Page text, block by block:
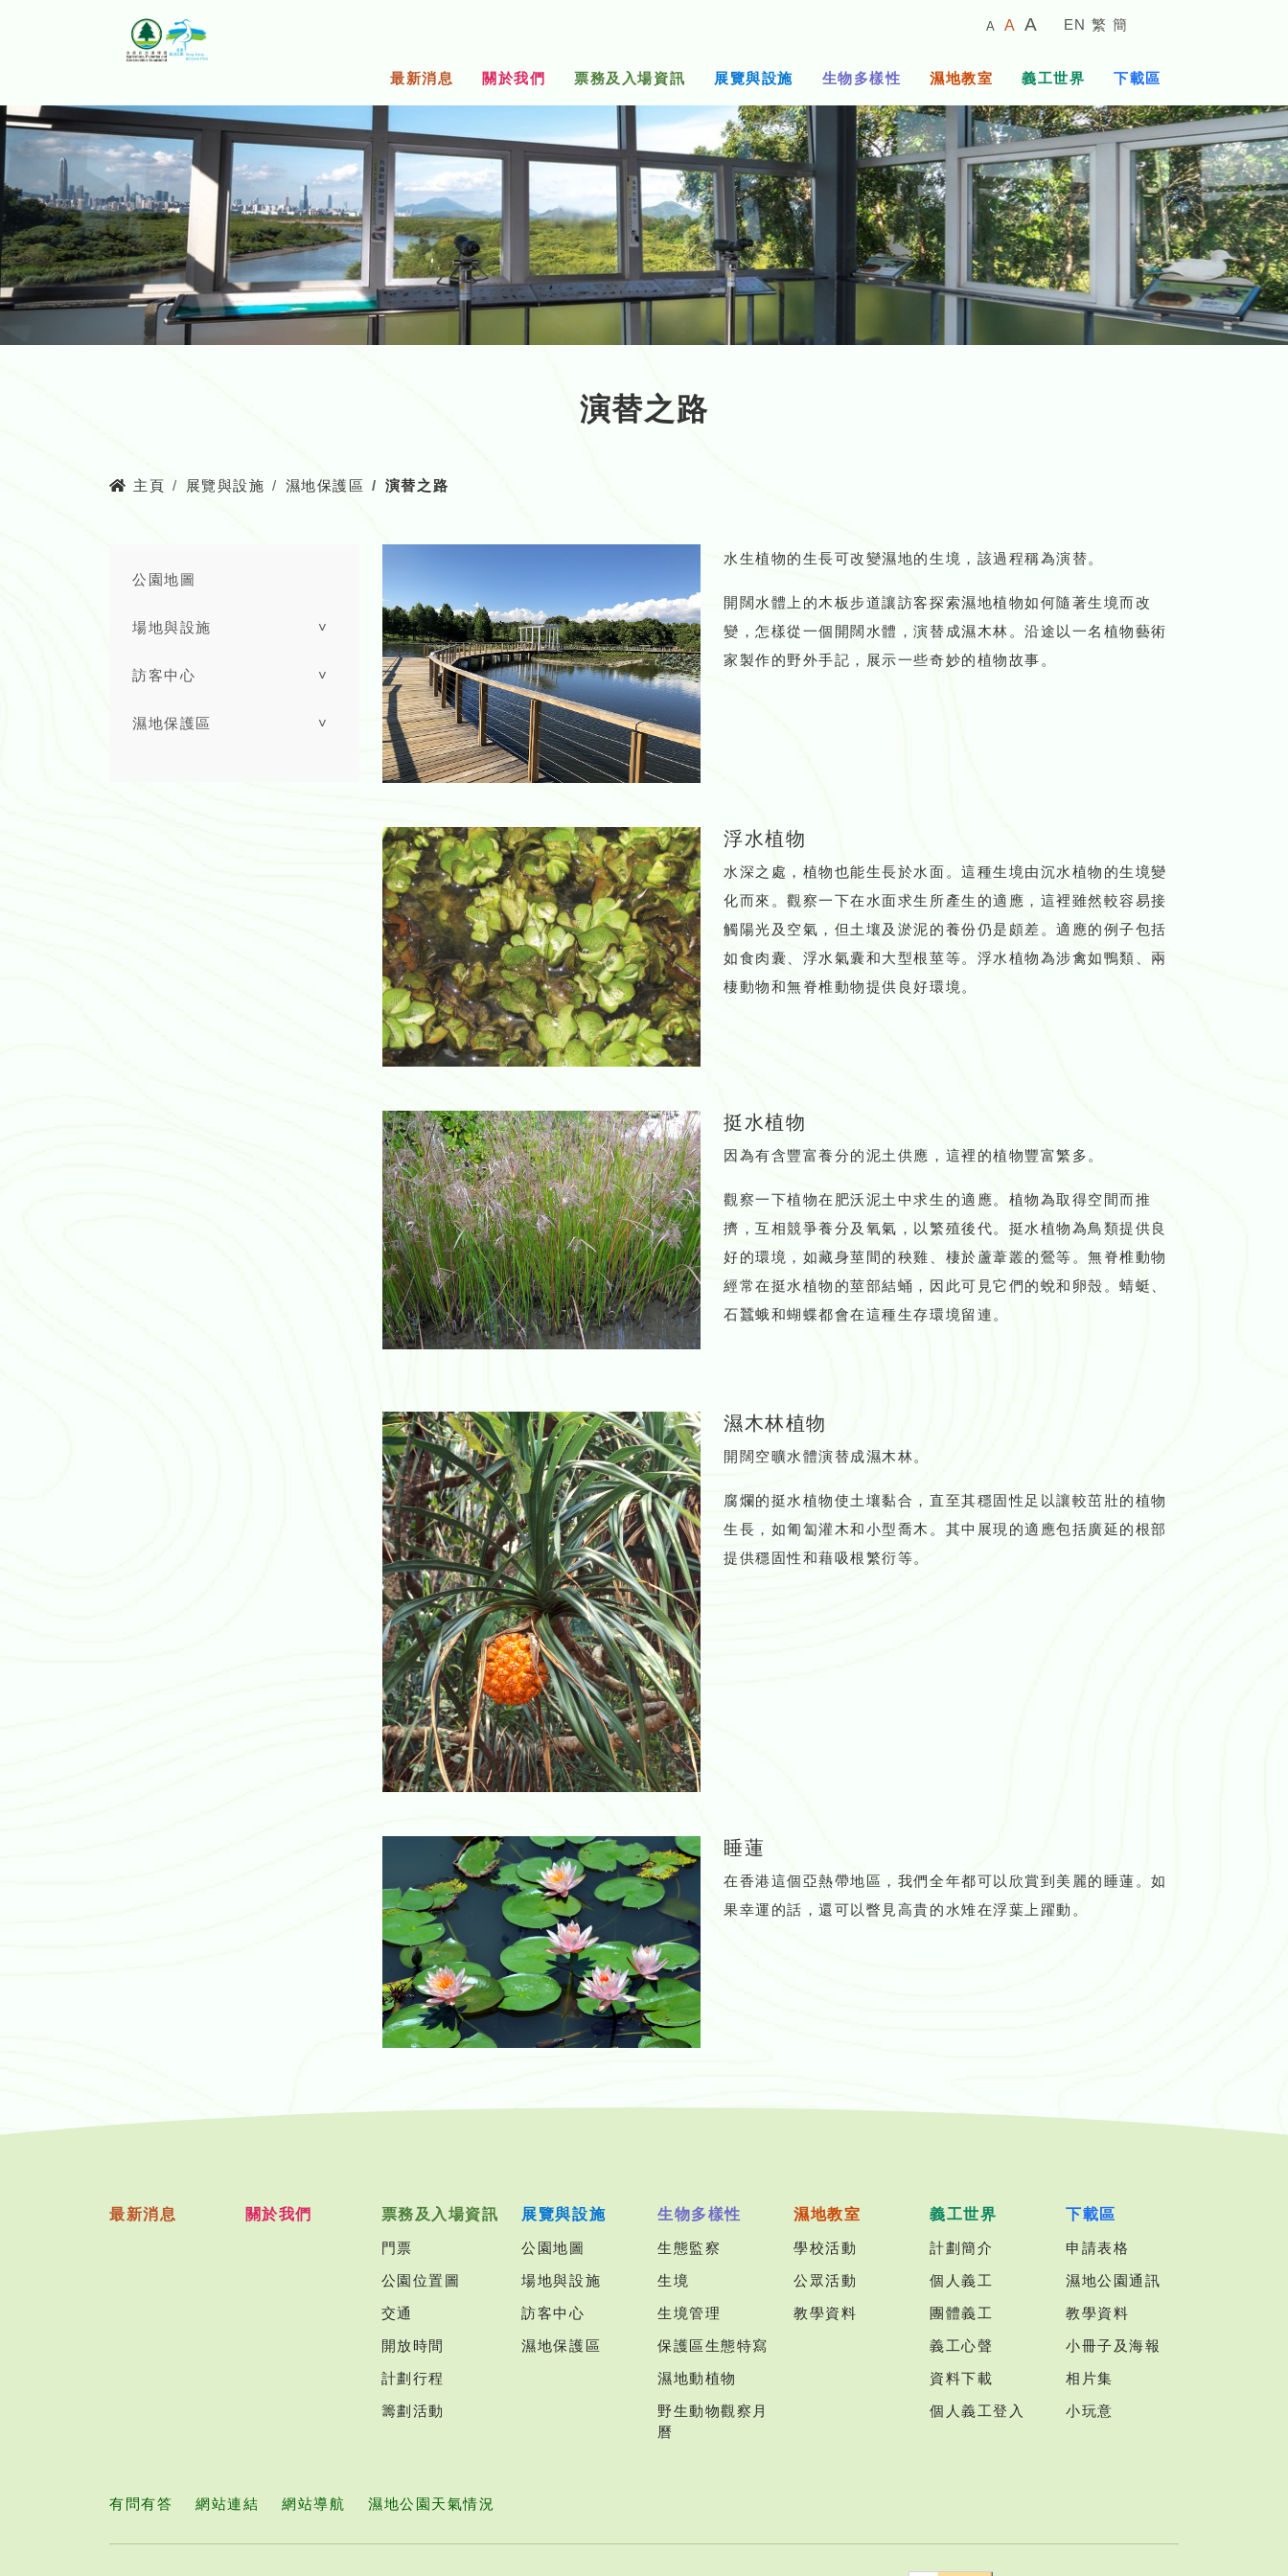
容
A
較
A
預
字
體
大
小
A
的
字
體
EN 繁 簡
最新消息 關於我們 票務及入場資訊 展覽與設施 生物多樣性 濕地教室 義工世界 下載區
演替之路
主頁 展覽與設施 濕地保護區 演替之路
公園地圖
場地與設施 ˅
訪客中心 ˅
濕地保護區 ˅
水生植物的生長可改變濕地的生境，該過程稱為演替。
開闊水體上的木板步道讓訪客探索濕地植物如何隨著生境而改
變，怎樣從一個開闊水體，演替成濕木林。沿途以一名植物藝術
家製作的野外手記，展示一些奇妙的植物故事。
浮水植物
水深之處，植物也能生長於水面。這種生境由沉水植物的生境變
化而來。觀察一下在水面求生所產生的適應，這裡雖然較容易接
觸陽光及空氣，但土壤及淤泥的養份仍是頗差。適應的例子包括
如食肉囊、浮水氣囊和大型根莖等。浮水植物為涉禽如鴨類、兩
棲動物和無脊椎動物提供良好環境。
挺水植物
因為有含豐富養分的泥土供應，這裡的植物豐富繁多。
觀察一下植物在肥沃泥土中求生的適應。植物為取得空間而推
擠，互相競爭養分及氧氣，以繁殖後代。挺水植物為鳥類提供良
好的環境，如藏身莖間的秧雞、棲於蘆葦叢的鶯等。無脊椎動物
經常在挺水植物的莖部結蛹，因此可見它們的蛻和卵殼。蜻蜓、
石蠶蛾和蝴蝶都會在這種生存環境留連。
濕木林植物
開闊空曠水體演替成濕木林。
腐爛的挺水植物使土壤黏合，直至其穩固性足以讓較茁壯的植物
生長，如匍匐灌木和小型喬木。其中展現的適應包括廣延的根部
提供穩固性和藉吸根繁衍等。
睡蓮
在香港這個亞熱帶地區，我們全年都可以欣賞到美麗的睡蓮。如
果幸運的話，還可以瞥見高貴的水雉在浮葉上躍動。
最新消息 關於我們 票務及入場資訊
門票
公園位置圖
交通
開放時間
計劃行程
籌劃活動
展覽與設施
公園地圖
場地與設施
訪客中心
濕地保護區
生物多樣性
生態監察
生境
生境管理
保護區生態特寫
濕地動植物
野生動物觀察月
曆
濕地教室
學校活動
公眾活動
教學資料
義工世界
計劃簡介
個人義工
團體義工
義工心聲
資料下載
個人義工登入
下載區
申請表格
濕地公園通訊
教學資料
小冊子及海報
相片集
小玩意
有問有答 網站連結 網站導航 濕地公園天氣情況